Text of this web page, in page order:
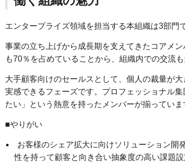
エンタープライズ領域を担当する本組織は3部門
事業の立ち上げから成長期を支えてきたコアメ
も70％を占めていることから、組織内での交流
大手顧客向けのセールスとして、個人の裁量が
実感できるフェーズです。プロフェッショナル
たい」という熱意を持ったメンバーが揃っていま
■やりがい
お客様のシェア拡大に向けソリューション開
性を持って顧客と向き合い抽象度の高い課題